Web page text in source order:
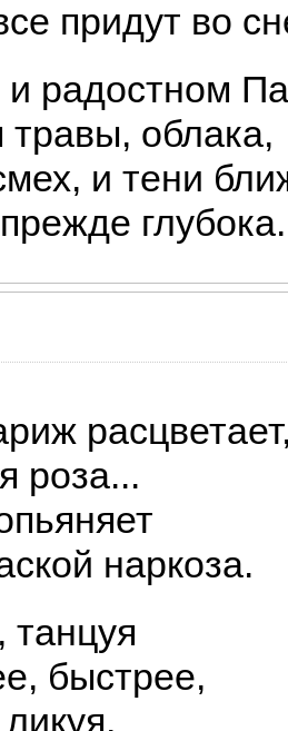
придут во
радостном
травы, облака,
и тени
глубока.
роза...
наркоза.
танцуя
быстрее,